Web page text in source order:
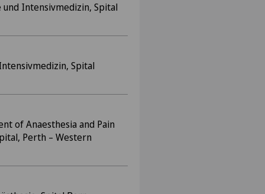
Intensivmedizin, Spital
Spital
of Anaesthesia and Pain
Perth – Western